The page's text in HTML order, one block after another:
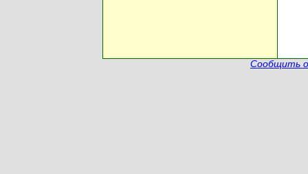
Сообщить о